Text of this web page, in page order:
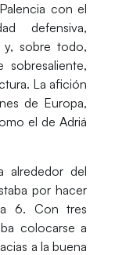
con el
defensiva,
y, sobre todo,
La afición
de Europa,
el deAdriá
alrededor del
por hacer
6. Con tres
colocarse a
a la buena